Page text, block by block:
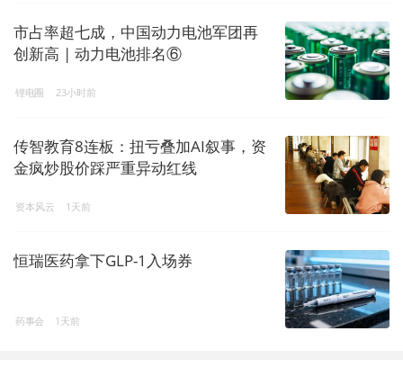
市占率超七成，中国动力电池军团再
创新高 | 动力电池排名⑥
锂电圈 23小时前
传智教育8连板：扭亏叠加AI叙事，资
金疯炒股价踩严重异动红线
资本风云 1天前
恒瑞医药拿下GLP-1入场券
药事会 1天前